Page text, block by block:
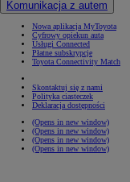
Komunikacja z autem
Nowa aplikacja MyToyota
Cyfrowy opiekun auta
Usługi Connected
Płatne subskrypcje
Toyota Connectivity Match
Skontaktuj się z nami
Polityka ciasteczek
Deklaracja dostępności
(Opens in new window)
(Opens in new window)
(Opens in new window)
(Opens in new window)